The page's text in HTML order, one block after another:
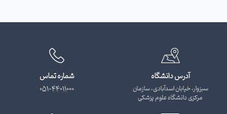
آدرس دانشگاه
سبزوار، خیابان اسدآبادی، سازمان
مرکزی دانشگاه علوم پزشکی
شماره تماس
051-44011000